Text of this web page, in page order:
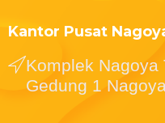
Kantor Pusat
Komplek Nagoya
Gedung 1